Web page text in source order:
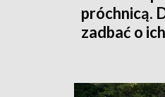
próchnicą.
zadbać o